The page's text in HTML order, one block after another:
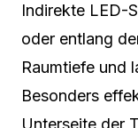
Indirekte LED-
oder entlang
Raumtiefe und
Besonders
Unterseite der